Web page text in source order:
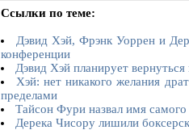
Ссылки по теме:
Дэвид Хэй, Фрэнк Уоррен и
конференции
Дэвид Хэй планирует
Хэй: нет никакого желания
пределами
Тайсон Фури назвал имя самого
Дерека Чисору лишили